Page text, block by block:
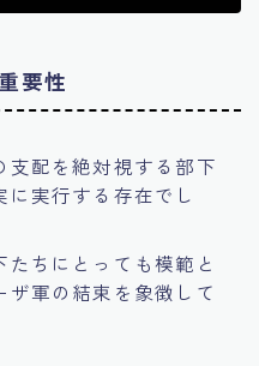
要性
支配を絶対視する部下
に実行する存在でし
たちにとっても模範と
ザ軍の結束を象徴して